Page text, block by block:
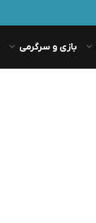
بازی و سرگرمی